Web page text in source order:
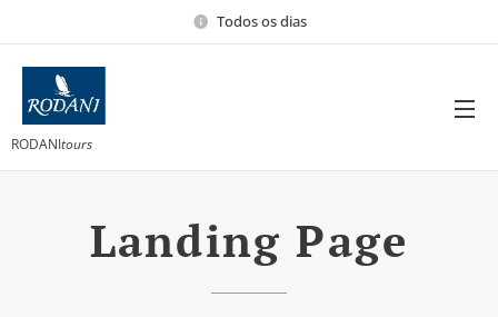
Todos os dias
RODANItours
Landing Page